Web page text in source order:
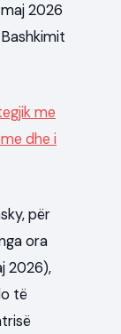
2026
me
dhe i
për
ora
2026),
të